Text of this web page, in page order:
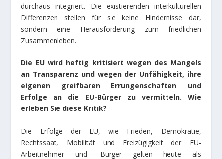
durchaus integriert. Die existierenden interkulturellen
Differenzen stellen für sie keine Hindernisse dar,
sondern eine Herausforderung zum friedlichen
Zusammenleben.
Die EU wird heftig kritisiert wegen des Mangels
an Transparenz und wegen der Unfähigkeit, ihre
eigenen greifbaren Errungenschaften und
Erfolge an die EU-Bürger zu vermitteln. Wie
erleben Sie diese Kritik?
Die Erfolge der EU, wie Frieden, Demokratie,
Rechtssaat, Mobilität und Freizügigkeit der EU-
Arbeitnehmer und -Bürger gelten heute als